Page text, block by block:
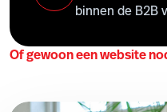
binnen de B2B
Of gewoon een website